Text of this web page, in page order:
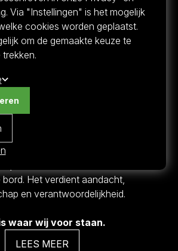
DE KEIZER
met de grootste zorg duurzaam
verwerkt. Met respect voor de
erin. Alleen de beste kwaliteit,
bord. Het verdient aandacht,
en verantwoordelijkheid.
waar wij voor staan.
LEES MEER
Via "Instellingen" is het mogelijk
cookies worden geplaatst.
om de gemaakte keuze te